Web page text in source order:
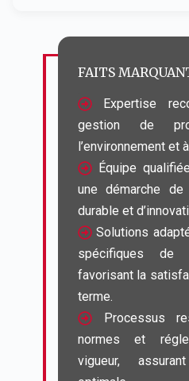
FAITS
Expertise
gestion de
Équipe
une démarche de
Solutions
spécifiques de
favorisant la
Processus
normes et
vigueur,